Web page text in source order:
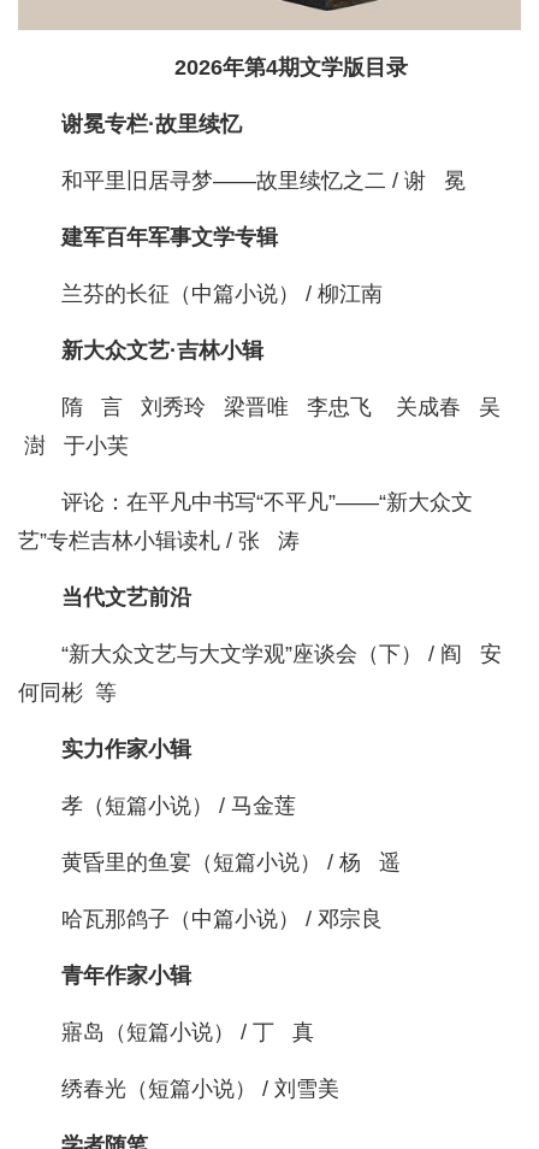
2026年第4期文学版目录
谢冕专栏·故里续忆
和平里旧居寻梦——故里续忆之二 / 谢 冕
建军百年军事文学专辑
兰芬的长征（中篇小说） / 柳江南
新大众文艺·吉林小辑
隋 言 刘秀玲 梁晋唯 李忠飞 关成春 吴
澍 于小芙
评论：在平凡中书写“不平凡”——“新大众文
艺”专栏吉林小辑读札 / 张 涛
当代文艺前沿
“新大众文艺与大文学观”座谈会（下） / 阎 安
何同彬 等
实力作家小辑
孝（短篇小说） / 马金莲
黄昏里的鱼宴（短篇小说） / 杨 遥
哈瓦那鸽子（中篇小说） / 邓宗良
青年作家小辑
寤岛（短篇小说） / 丁 真
绣春光（短篇小说） / 刘雪美